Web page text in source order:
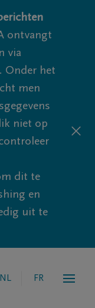
ontvangt
via
Onder het
men
niet op
dit te
en
uit te
NL FR